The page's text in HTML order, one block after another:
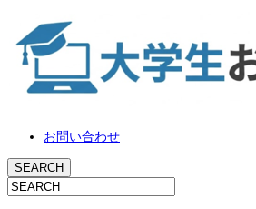
お問い合わせ